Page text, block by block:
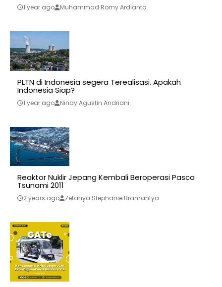
1 year ago Muhammad Romy Ardianto
PLTN di Indonesia segera Terealisasi. Apakah
Indonesia Siap?
1 year ago Nindy Agustin Andriani
Reaktor Nuklir Jepang Kembali Beroperasi Pasca
Tsunami 2011
2 years ago Zefanya Stephanie Bramantya